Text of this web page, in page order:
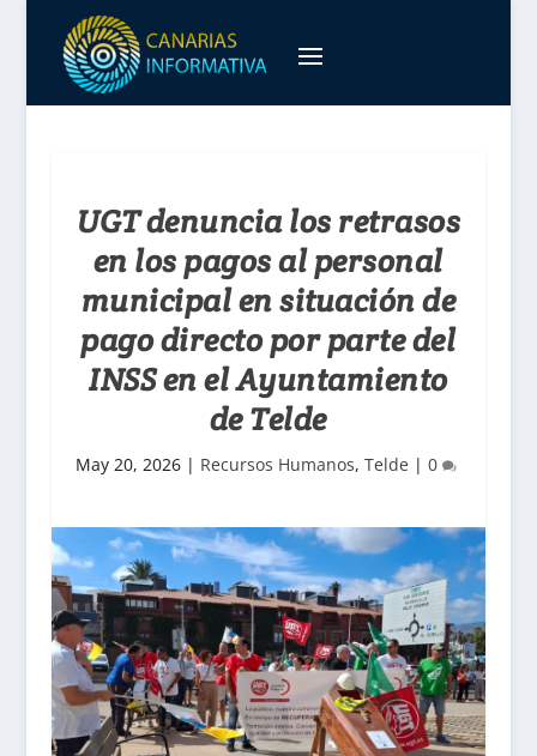
UGT denuncia los retrasos
en los pagos al personal
municipal en situación de
pago directo por parte del
INSS en el Ayuntamiento
de Telde
May 20, 2026| Recursos Humanos, Telde | 0